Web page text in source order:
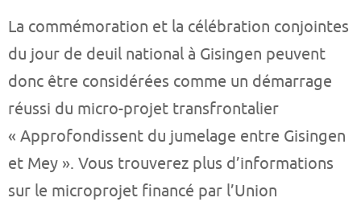
La commémoration et la célébration conjointes
du jour de deuil national à Gisingen peuvent
donc être considérées comme un démarrage
réussi du micro-projet transfrontalier
« Approfondissent du jumelage entre Gisingen
et Mey ». Vous trouverez plus d’informations
sur le microprojet financé par l’Union